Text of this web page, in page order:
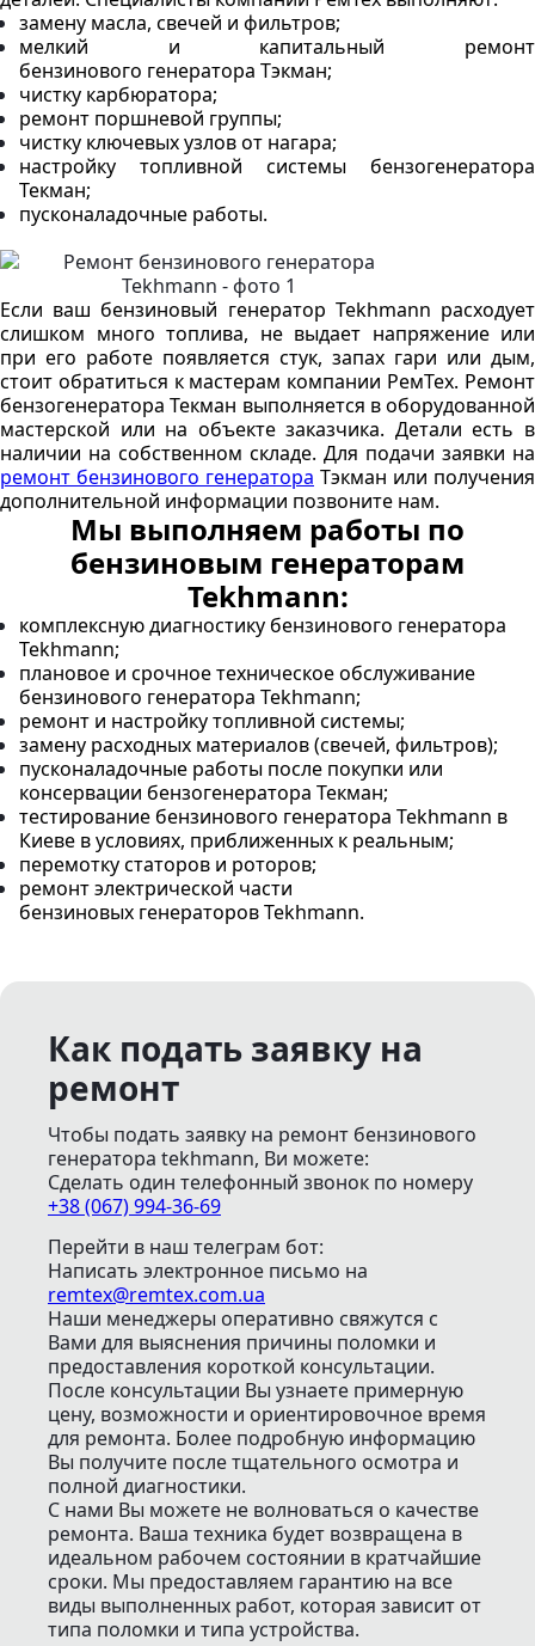
замену масла, свечей и фильтров;
мелкий и капитальный ремонт
бензинового генератора Тэкман;
чистку карбюратора;
ремонт поршневой группы;
чистку ключевых узлов от нагара;
настройку топливной системы бензогенератора
Текман;
пусконаладочные работы.
Если ваш бензиновый генератор Tekhmann расходует
слишком много топлива, не выдает напряжение или
при его работе появляется стук, запах гари или дым,
стоит обратиться к мастерам компании РемТех. Ремонт
бензогенератора Текман выполняется в оборудованной
мастерской или на объекте заказчика. Детали есть в
наличии на собственном складе. Для подачи заявки на
ремонт бензинового генератора Тэкман или получения
дополнительной информации позвоните нам.
Мы выполняем работы по
бензиновым генераторам
Tekhmann:
комплексную диагностику бензинового генератора
Tekhmann;
плановое и срочное техническое обслуживание
бензинового генератора Tekhmann;
ремонт и настройку топливной системы;
замену расходных материалов (свечей, фильтров);
пусконаладочные работы после покупки или
консервации бензогенератора Текман;
тестирование бензинового генератора Tekhmann в
Киеве в условиях, приближенных к реальным;
перемотку статоров и роторов;
ремонт электрической части
бензиновых генераторов Tekhmann.
Как подать заявку на
ремонт
Чтобы подать заявку на ремонт бензинового
генератора tekhmann, Ви можете:
Сделать один телефонный звонок по номеру
+38 (067) 994-36-69
Перейти в наш телеграм бот:
Написать электронное письмо на
remtex@remtex.com.ua
Наши менеджеры оперативно свяжутся с
Вами для выяснения причины поломки и
предоставления короткой консультации.
После консультации Вы узнаете примерную
цену, возможности и ориентировочное время
для ремонта. Более подробную информацию
Вы получите после тщательного осмотра и
полной диагностики.
С нами Вы можете не волноваться о качестве
ремонта. Ваша техника будет возвращена в
идеальном рабочем состоянии в кратчайшие
сроки. Мы предоставляем гарантию на все
виды выполненных работ, которая зависит от
типа поломки и типа устройства.